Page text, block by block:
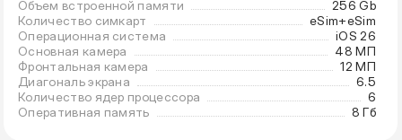
Объем встроенной памяти
256 Gb
Количество симкарт
eSim+eSim
Операционная система
iOS 26
Основная камера
48 МП
Фронтальная камера
12 МП
Диагональ экрана
6.5
Количество ядер процессора
6
Оперативная память
8 Гб